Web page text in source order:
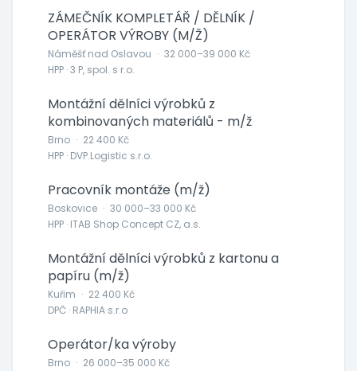
ZÁMEČNÍK KOMPLETÁŘ / DĚLNÍK /
OPERÁTOR VÝROBY (M/Ž)
Náměšť nad Oslavou · 32 000–39 000 Kč
HPP · 3 P, spol. s r.o.
Montážní dělníci výrobků z
kombinovaných materiálů - m/ž
Brno · 22 400 Kč
HPP · DVP.Logistic s.r.o.
Pracovník montáže (m/ž)
Boskovice · 30 000–33 000 Kč
HPP · ITAB Shop Concept CZ, a.s.
Montážní dělníci výrobků z kartonu a
papíru (m/ž)
Kuřim · 22 400 Kč
DPČ · RAPHIA s.r.o
Operátor/ka výroby
Brno · 26 000–35 000 Kč